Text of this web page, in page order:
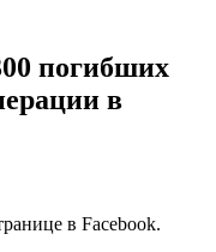
погибших
в
в Facebook.